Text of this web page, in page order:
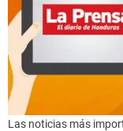
Las noticias más